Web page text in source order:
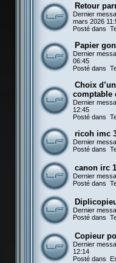
Retour
Dernier
mars 2026
Posté dans
Papier
Dernier
06:45
Posté dans
Choix
comptable
Dernier
12:45
Posté dans
ricoh imc
Dernier
Posté dans
canon irc
Dernier
Posté dans
Dernier
Posté dans
Copieur
Dernier
12:14
Posté dans